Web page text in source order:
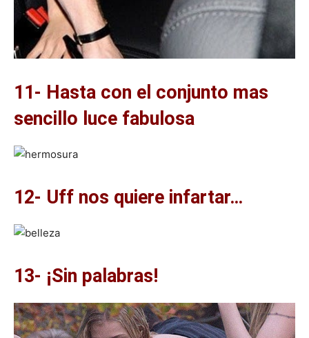
11- Hasta con el conjunto mas
sencillo luce fabulosa
12- Uff nos quiere infartar…
13- ¡Sin palabras!